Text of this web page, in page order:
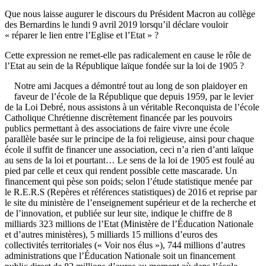
Que nous laisse augurer le discours du Président Macron au collège
des Bernardins le lundi 9 avril 2019 lorsqu’il déclare vouloir
« réparer le lien entre l’Eglise et l’Etat » ?
Cette expression ne remet-elle pas radicalement en cause le rôle de
l’Etat au sein de la République laïque fondée sur la loi de 1905 ?
Notre ami Jacques a démontré tout au long de son plaidoyer en
faveur de l’école de la République que depuis 1959, par le levier
de la Loi Debré, nous assistons à un véritable Reconquista de l’école
Catholique Chrétienne discrètement financée par les pouvoirs
publics permettant à des associations de faire vivre une école
parallèle basée sur le principe de la foi religieuse, ainsi pour chaque
école il suffit de financer une association, ceci n’a rien d’anti laïque
au sens de la loi et pourtant… Le sens de la loi de 1905 est foulé au
pied par celle et ceux qui rendent possible cette mascarade. Un
financement qui pèse son poids; selon l’étude statistique menée par
le R.E.R.S (Repères et références statistiques) de 2016 et reprise par
le site du ministère de l’enseignement supérieur et de la recherche et
de l’innovation, et publiée sur leur site, indique le chiffre de 8
milliards 323 millions de l’Etat (Ministère de l’Éducation Nationale
et d’autres ministères), 5 milliards 15 millions d’euros des
collectivités territoriales (« Voir nos élus »), 744 millions d’autres
administrations que l’Éducation Nationale soit un financement